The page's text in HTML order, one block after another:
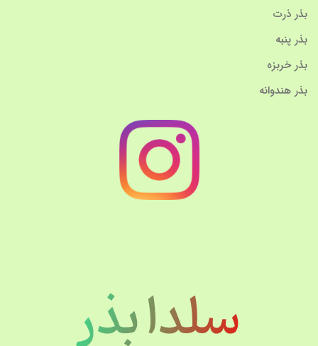
بذر ذرت
بذر پنبه
بذر خربزه
بذر هندوانه